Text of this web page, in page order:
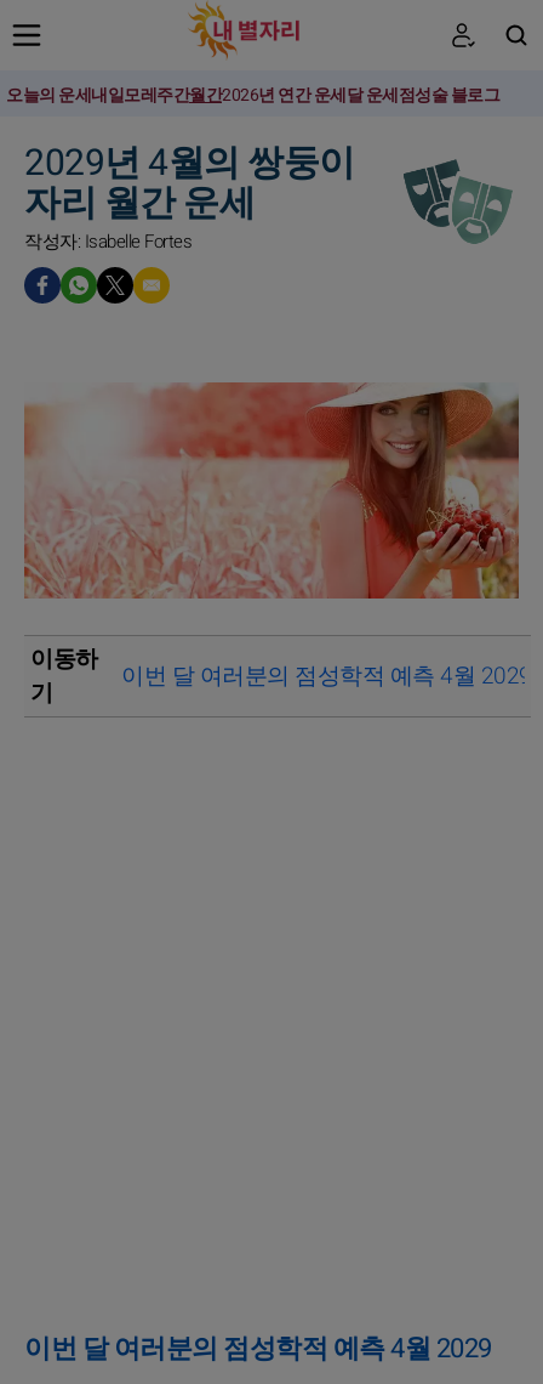
오늘의 운세내일모레주간월간2026년 연간 운세달 운세점성술 블로그
2029년 4월의 쌍둥이
자리 월간 운세
작성자: Isabelle Fortes
이동하
기
이번 달 여러분의 점성학적 예측 4월 2029
이번 달 여러분의 점성학적 예측 4월 2029